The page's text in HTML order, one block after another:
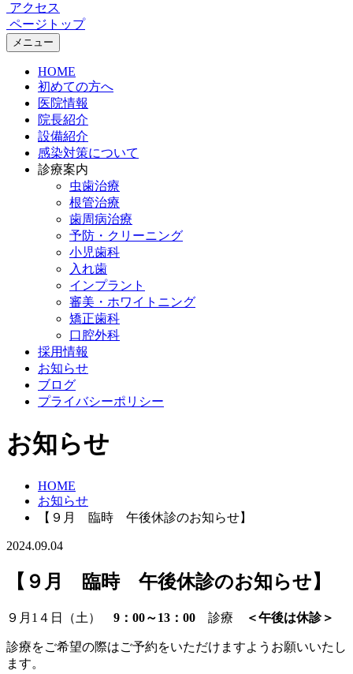
アクセス
ページトップ
メニュー
HOME
初めての方へ
医院情報
院長紹介
設備紹介
感染対策について
診療案内
虫歯治療
根管治療
歯周病治療
予防・クリーニング
小児歯科
入れ歯
インプラント
審美・ホワイトニング
矯正歯科
口腔外科
採用情報
お知らせ
ブログ
プライバシーポリシー
お知らせ
HOME
お知らせ
【９月 臨時 午後休診のお知らせ】
2024.09.04
【９月 臨時 午後休診のお知らせ】
９月1４日（土） 9：00～13：00 診療 ＜午後は休診＞
診療をご希望の際はご予約をいただけますようお願いいたし
ます。